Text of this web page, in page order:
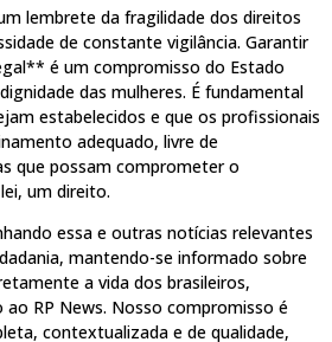
lembrete da fragilidade dos direitos
de constante vigilância. Garantir
é um compromisso do Estado
das mulheres. É fundamental
estabelecidos e que os profissionais
adequado, livre de
que possam comprometer o
um direito.
essa e outras notícias relevantes
mantendo-se informado sobre
a vida dos brasileiros,
RP News. Nosso compromisso é
contextualizada e de qualidade,